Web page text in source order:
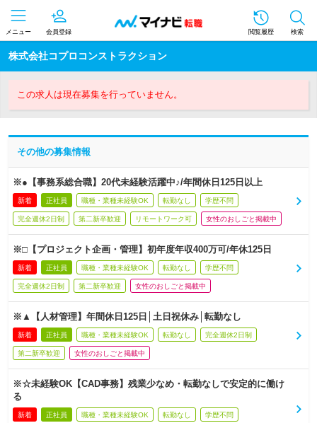
メニュー 会員登録 閲覧履歴 検索
株式会社コプロコンストラクション
この求人は現在募集を行っていません。
その他の募集情報
※●【事務系総合職】20代未経験活躍中♪/年間休日125日以上
新着 正社員 職種・業種未経験OK 転勤なし 学歴不問
完全週休2日制 第二新卒歓迎 リモートワーク可 女性のおしごと掲載中
※□【プロジェクト企画・管理】初年度年収400万可/年休125日
新着 正社員 職種・業種未経験OK 転勤なし 学歴不問
完全週休2日制 第二新卒歓迎 女性のおしごと掲載中
※▲【人材管理】年間休日125日│土日祝休み│転勤なし
新着 正社員 職種・業種未経験OK 転勤なし 完全週休2日制
第二新卒歓迎 女性のおしごと掲載中
※☆未経験OK【CAD事務】残業少なめ・転勤なしで安定的に働け
る
新着 正社員 職種・業種未経験OK 転勤なし 学歴不問